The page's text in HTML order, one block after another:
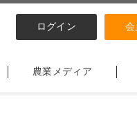
ログイン 会
農業メディア